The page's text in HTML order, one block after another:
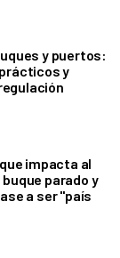
y puertos:
y
impacta al
parado y
a ser "país